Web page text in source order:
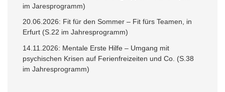
im Jaresprogramm)
20.06.2026: Fit für den Sommer – Fit fürs Teamen, in
Erfurt (S.22 im Jahresprogramm)
14.11.2026: Mentale Erste Hilfe – Umgang mit
psychischen Krisen auf Ferienfreizeiten und Co. (S.38
im Jahresprogramm)